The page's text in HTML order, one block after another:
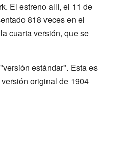
El estreno allí, el 11 de
818 veces en el
cuarta versión, que se
estándar". Esta es
original de 1904